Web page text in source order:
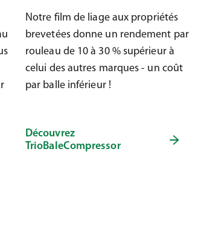
Notre film de liage aux propriétés
brevetées donne un rendement par
rouleau de 10 à 30 % supérieur à
celui des autres marques - un coût
par balle inférieur !
Découvrez
TrioBaleCompressor